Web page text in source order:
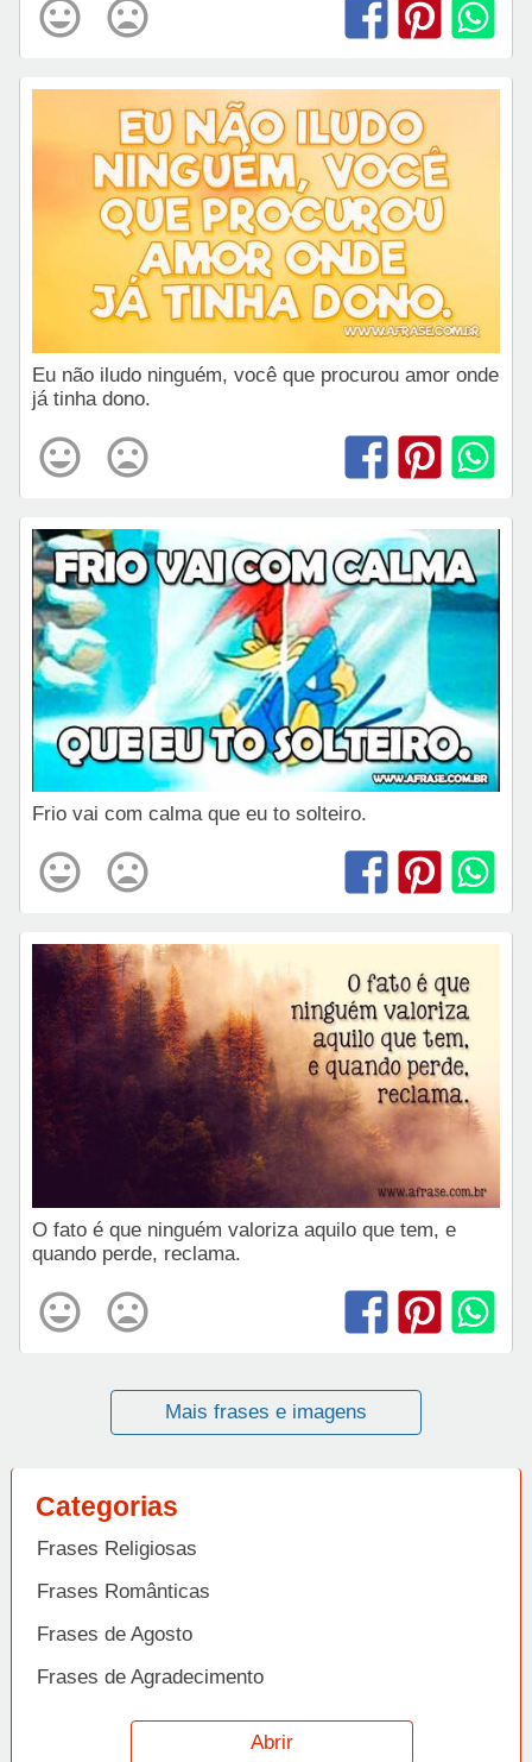
Eu não iludo ninguém, você que procurou amor onde
já tinha dono.
Frio vai com calma que eu to solteiro.
O fato é que ninguém valoriza aquilo que tem, e
quando perde, reclama.
Mais frases e imagens
Categorias
Frases Religiosas
Frases Românticas
Frases de Agosto
Frases de Agradecimento
Frases de Amizade
Abrir